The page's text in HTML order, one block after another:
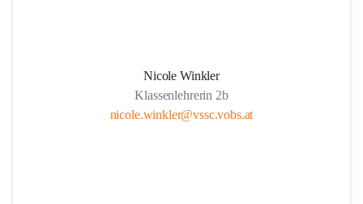
Nicole Winkler
Klassenlehrerin 2b
nicole.winkler@vssc.vobs.at